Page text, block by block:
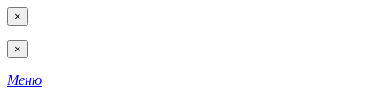
×
×
Меню